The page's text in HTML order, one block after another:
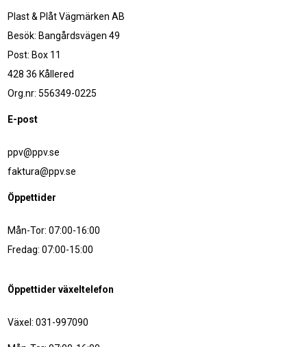
Plast & Plåt Vägmärken AB
Besök: Bangårdsvägen 49
Post: Box 11
428 36 Kållered
Org.nr: 556349-0225
E-post
ppv@ppv.se
faktura@ppv.se
Öppettider
Mån-Tor: 07:00-16:00
Fredag: 07:00-15:00
Öppettider växeltelefon
Växel: 031-997090